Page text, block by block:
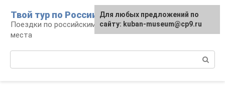
контенту
Твой тур по России
Поездки по российским городам, маршруты и
места
Для любых предложений по
сайту: kuban-museum@cp9.ru